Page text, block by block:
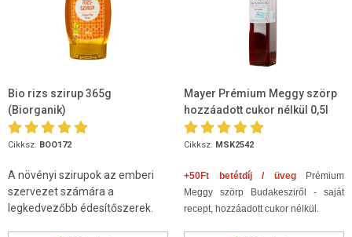
Bio rizs szirup 365g
(Biorganik)
Cikksz. BOO172
A növényi szirupok az emberi
szervezet számára a
legkedvezőbb édesítőszerek.
Mayer Prémium Meggy szörp
hozzáadott cukor nélkül 0,5l
Cikksz. MSK2542
+50Ft betétdíj / üvegPrémium
Meggy szörp Budakesziről - saját
recept, hozzáadott cukor nélkül.